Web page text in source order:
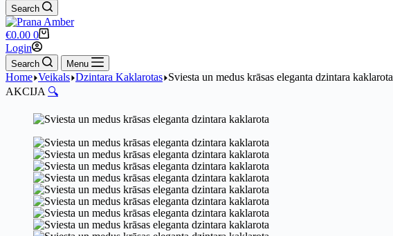
Search
€0.00 0
Login
Search Menu
Home Veikals Dzintara Kaklarotas Sviesta un medus krāsas eleganta dzintara kaklarota
AKCIJA 🔍